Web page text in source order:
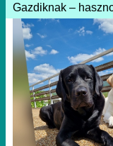
Gazdiknak –